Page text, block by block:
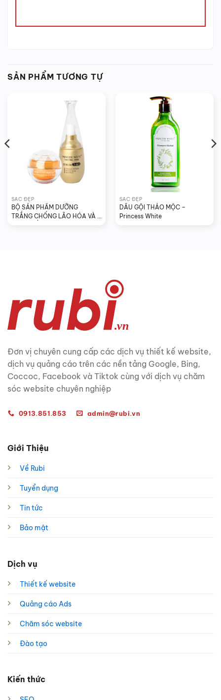
SẢN PHẨM TƯƠNG TỰ
SẮC ĐẸP
BỘ SẢN PHẨM DƯỠNG
TRẮNG CHỐNG LÃO HÓA VÀ
SẮC ĐẸP
DẦU GỘI THẢO MỘC –
Princess White
Đơn vị chuyên cung cấp các dịch vụ thiết kế website,
dịch vụ quảng cáo trên các nền tảng Google, Bing,
Coccoc, Facebook và Tiktok cùng với dịch vụ chăm
sóc website chuyên nghiệp
0913.851.853 admin@rubi.vn
Giới Thiệu
Về Rubi
Tuyển dụng
Tin tức
Bảo mật
Dịch vụ
Thiết kế website
Quảng cáo Ads
Chăm sóc website
Đào tạo
Kiến thức